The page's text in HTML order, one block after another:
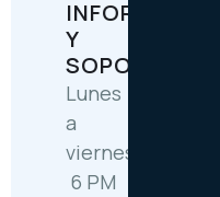
INFORMACIÓN
Y
SOPORTE
Lunes
a
viernes: 6:30 AM –
6 PM